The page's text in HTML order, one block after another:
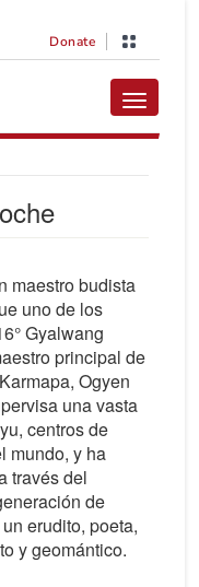
Donate
Toggle
maestro budista
uno de los
Gyalwang
principal de
Ogyen
una vasta
centros de
mundo, y ha
través del
de
erudito, poeta,
y geomántico.